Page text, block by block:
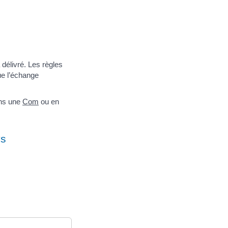
délivré. Les règles
l’échange
une Com ou en